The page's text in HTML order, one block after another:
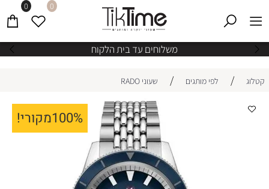
משלוחים עד בית הלקוח
0 0
קטלוג / לפי מותגים / שעוני RADO
100%מקורי!